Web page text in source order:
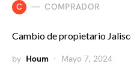
C COMPRADOR
Cambio de propietario
by Houm Mayo 7, 2024